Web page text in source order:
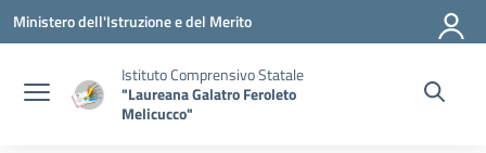
Vai ai contenuti
Vai al menu di navigazione
Vai al footer
Ministero dell'Istruzione e del Merito
Istituto Comprensivo Statale
"Laureana Galatro Feroleto
Melicucco"